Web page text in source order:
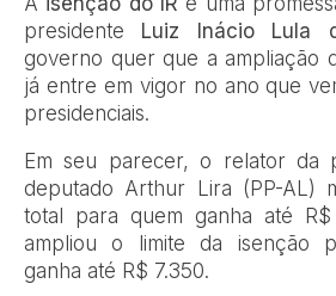
presidente Luiz Inácio Lula
governo quer que a ampliação
já entre em vigor no ano que
presidenciais.
Em seu parecer, o relator da
deputado Arthur Lira (PP-AL)
total para quem ganha até
ampliou o limite da isenção
ganha até R$ 7.350.